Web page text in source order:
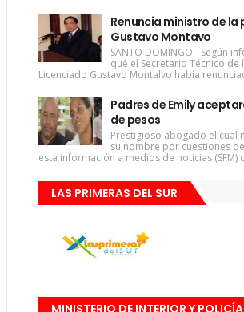
Renuncia ministro de la
Gustavo Montavo
SANTO DOMINGO.- Según
qué el Secretario Técnico de
Licenciado Gustavo Montalvo había
Padres de Emily
de pesos
Prestigioso abogado el cual
su nombre por cuestiones
esta información a medios de noticias (SFM)
LAS PRIMERAS DEL SUR
MINISTERIO DE INTERIOR Y POLICÍA